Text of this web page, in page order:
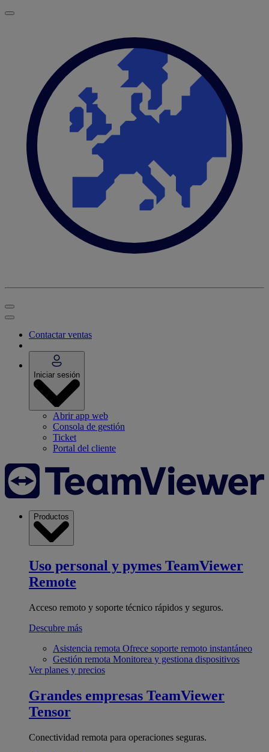
Contactar ventas
Iniciar sesión
Abrir app web
Consola de gestión
Ticket
Portal del cliente
Productos
Uso personal y pymes TeamViewer
Remote
Acceso remoto y soporte técnico rápidos y seguros.
Descubre más
Asistencia remota Ofrece soporte remoto instantáneo
Gestión remota Monitorea y gestiona dispositivos
Ver planes y precios
Grandes empresas TeamViewer
Tensor
Conectividad remota para operaciones seguras.